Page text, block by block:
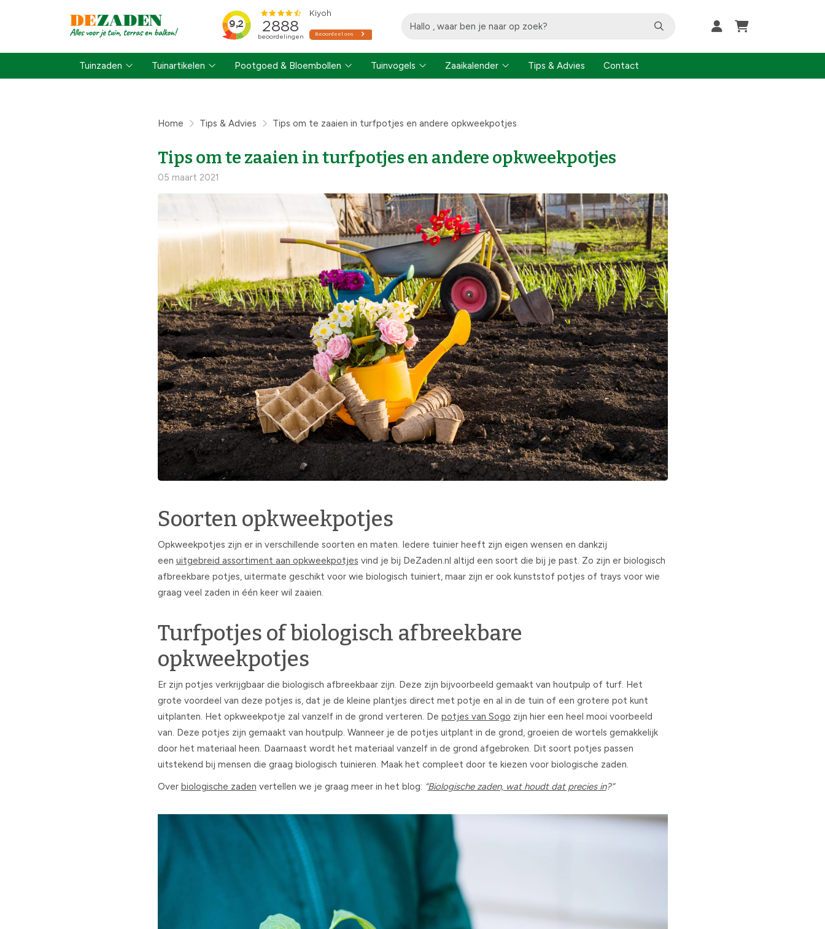
Tuinzaden Tuinartikelen Pootgoed & Bloembollen Tuinvogels Zaaikalender Tips & Advies Contact
Home Tips & Advies Tips om te zaaien in turfpotjes en andere opkweekpotjes
Tips om te zaaien in turfpotjes en andere opkweekpotjes
05 maart 2021
Soorten opkweekpotjes
Opkweekpotjes zijn er in verschillende soorten en maten. Iedere tuinier heeft zijn eigen wensen en dankzij
een uitgebreid assortiment aan opkweekpotjes vind je bij DeZaden.nl altijd een soort die bij je past. Zo zijn er biologisch
afbreekbare potjes, uitermate geschikt voor wie biologisch tuiniert, maar zijn er ook kunststof potjes of trays voor wie
graag veel zaden in één keer wil zaaien.
Turfpotjes of biologisch afbreekbare
opkweekpotjes
Er zijn potjes verkrijgbaar die biologisch afbreekbaar zijn. Deze zijn bijvoorbeeld gemaakt van houtpulp of turf. Het
grote voordeel van deze potjes is, dat je de kleine plantjes direct met potje en al in de tuin of een grotere pot kunt
uitplanten. Het opkweekpotje zal vanzelf in de grond verteren. De potjes van Sogo zijn hier een heel mooi voorbeeld
van. Deze potjes zijn gemaakt van houtpulp. Wanneer je de potjes uitplant in de grond, groeien de wortels gemakkelijk
door het materiaal heen. Daarnaast wordt het materiaal vanzelf in de grond afgebroken. Dit soort potjes passen
uitstekend bij mensen die graag biologisch tuinieren. Maak het compleet door te kiezen voor biologische zaden.
Over biologische zaden vertellen we je graag meer in het blog: “Biologische zaden, wat houdt dat precies in?”